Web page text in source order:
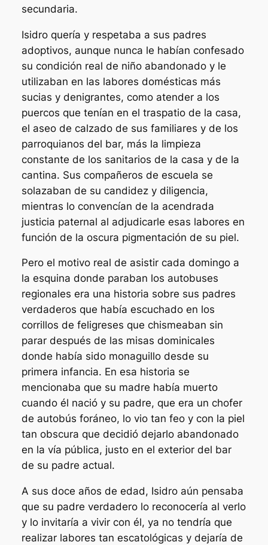
secundaria.
Isidro quería y respetaba a sus padres
adoptivos, aunque nunca le habían confesado
su condición real de niño abandonado y le
utilizaban en las labores domésticas más
sucias y denigrantes, como atender a los
puercos que tenían en el traspatio de la casa,
el aseo de calzado de sus familiares y de los
parroquianos del bar, más la limpieza
constante de los sanitarios de la casa y de la
cantina. Sus compañeros de escuela se
solazaban de su candidez y diligencia,
mientras lo convencían de la acendrada
justicia paternal al adjudicarle esas labores en
función de la oscura pigmentación de su piel.
Pero el motivo real de asistir cada domingo a
la esquina donde paraban los autobuses
regionales era una historia sobre sus padres
verdaderos que había escuchado en los
corrillos de feligreses que chismeaban sin
parar después de las misas dominicales
donde había sido monaguillo desde su
primera infancia. En esa historia se
mencionaba que su madre había muerto
cuando él nació y su padre, que era un chofer
de autobús foráneo, lo vio tan feo y con la piel
tan obscura que decidió dejarlo abandonado
en la vía pública, justo en el exterior del bar
de su padre actual.
A sus doce años de edad, Isidro aún pensaba
que su padre verdadero lo reconocería al verlo
y lo invitaría a vivir con él, ya no tendría que
realizar labores tan escatológicas y dejaría de